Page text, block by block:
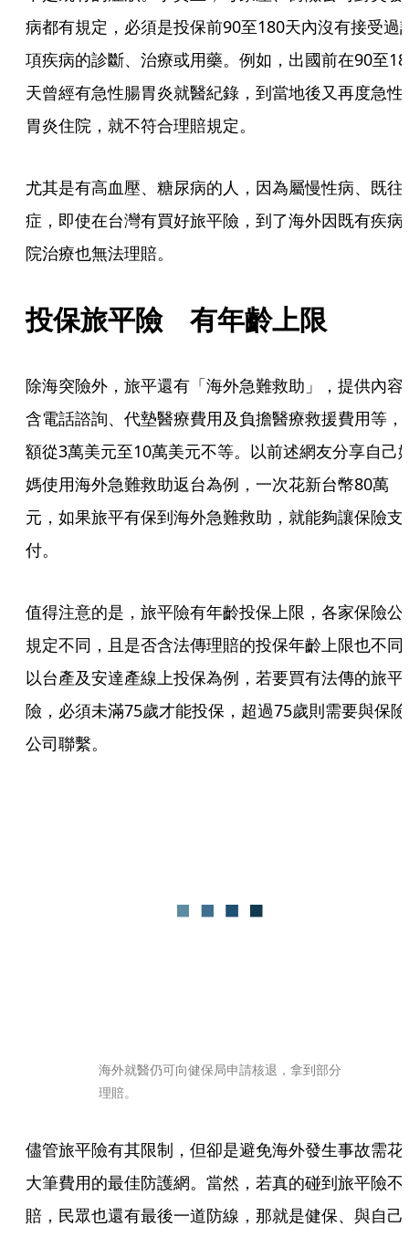
病都有規定，必須是投保前90至180天內沒有接受過
項疾病的診斷、治療或用藥。例如，出國前在90至
天曾經有急性腸胃炎就醫紀錄，到當地後又再度急性
胃炎住院，就不符合理賠規定。
尤其是有高血壓、糖尿病的人，因為屬慢性病、既往
症，即使在台灣有買好旅平險，到了海外因既有疾病
院治療也無法理賠。
投保旅平險　有年齡上限
除海突險外，旅平還有「海外急難救助」，提供內容
含電話諮詢、代墊醫療費用及負擔醫療救援費用等，
額從3萬美元至10萬美元不等。以前述網友分享自己
媽使用海外急難救助返台為例，一次花新台幣80萬
元，如果旅平有保到海外急難救助，就能夠讓保險支
付。
值得注意的是，旅平險有年齡投保上限，各家保險公
規定不同，且是否含法傳理賠的投保年齡上限也不同
以台產及安達產線上投保為例，若要買有法傳的旅平
險，必須未滿75歲才能投保，超過75歲則需要與保險
公司聯繫。
海外就醫仍可向健保局申請核退，拿到部分
理賠。
儘管旅平險有其限制，但卻是避免海外發生事故需花
大筆費用的最佳防護網。當然，若真的碰到旅平險不
賠，民眾也還有最後一道防線，那就是健保、與自己